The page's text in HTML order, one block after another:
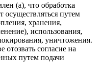
(а), что обработка
путем
хранения,
использования,
уничтожения.
отозвать согласие на
путем подачи